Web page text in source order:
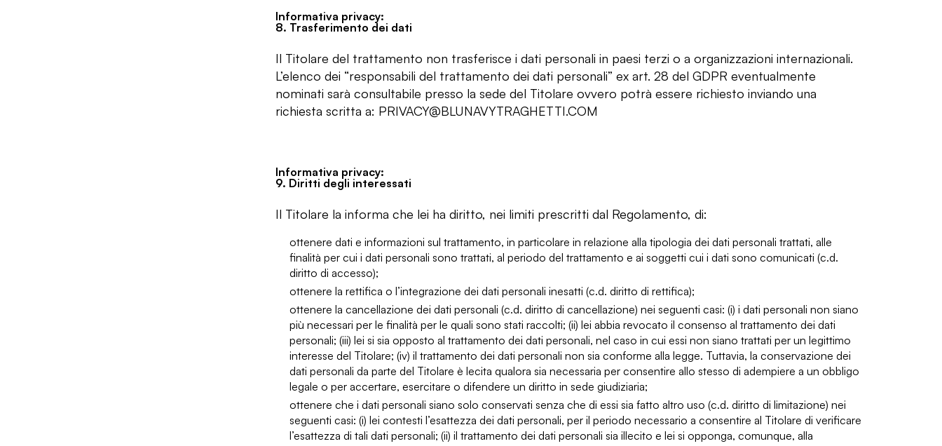
Informativa privacy:
8. Trasferimento dei dati
Il Titolare del trattamento non trasferisce i dati personali in paesi terzi o a organizzazioni internazionali.
L’elenco dei “responsabili del trattamento dei dati personali” ex art. 28 del GDPR eventualmente
nominati sarà consultabile presso la sede del Titolare ovvero potrà essere richiesto inviando una
richiesta scritta a: PRIVACY@BLUNAVYTRAGHETTI.COM
Informativa privacy:
9. Diritti degli interessati
Il Titolare la informa che lei ha diritto, nei limiti prescritti dal Regolamento, di:
ottenere dati e informazioni sul trattamento, in particolare in relazione alla tipologia dei dati personali trattati, alle
finalità per cui i dati personali sono trattati, al periodo del trattamento e ai soggetti cui i dati sono comunicati (c.d.
diritto di accesso);
ottenere la rettifica o l’integrazione dei dati personali inesatti (c.d. diritto di rettifica);
ottenere la cancellazione dei dati personali (c.d. diritto di cancellazione) nei seguenti casi: (i) i dati personali non siano
più necessari per le finalità per le quali sono stati raccolti; (ii) lei abbia revocato il consenso al trattamento dei dati
personali; (iii) lei si sia opposto al trattamento dei dati personali, nel caso in cui essi non siano trattati per un legittimo
interesse del Titolare; (iv) il trattamento dei dati personali non sia conforme alla legge. Tuttavia, la conservazione dei
dati personali da parte del Titolare è lecita qualora sia necessaria per consentire allo stesso di adempiere a un obbligo
legale o per accertare, esercitare o difendere un diritto in sede giudiziaria;
ottenere che i dati personali siano solo conservati senza che di essi sia fatto altro uso (c.d. diritto di limitazione) nei
seguenti casi: (i) lei contesti l’esattezza dei dati personali, per il periodo necessario a consentire al Titolare di verificare
l’esattezza di tali dati personali; (ii) il trattamento dei dati personali sia illecito e lei si opponga, comunque, alla